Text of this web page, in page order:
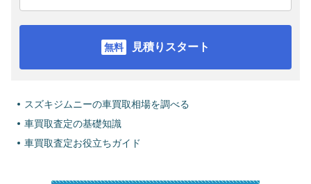
見積りスタート
スズキジムニーの車買取相場を調べる
車買取査定の基礎知識
車買取査定お役立ちガイド